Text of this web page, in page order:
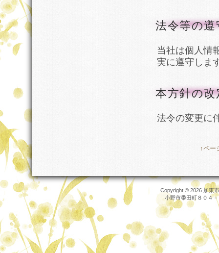
法令等の
当社は個人情
実に遵守しま
本方針の改
法令の変更に
↑ペー
Copyright © 2026 加東
小野市黍田町８０４